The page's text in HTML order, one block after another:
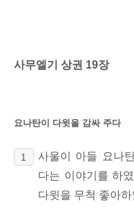
사무엘기 상권 19장
요나탄이 다윗을 감싸 주다
1
사울이 아들 요나
다는 이야기를 하
다윗을 무척 좋아